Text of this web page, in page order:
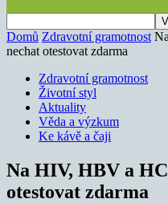
Domů Zdravotní gramotnost
nechat otestovat zdarma
Zdravotní gramotnost
Životní styl
Aktuality
Věda a výzkum
Ke kávě a čaji
Na HIV, HBV a
otestovat zdarma